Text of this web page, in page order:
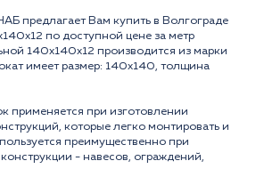
предлагает Вам купить в Волгограде
по доступной цене за метр
140х140х12 производится из марки
имеет размер: 140x140, толщина
применяется при изготовлении
которые легко монтировать и
преимущественно при
- навесов, ограждений,